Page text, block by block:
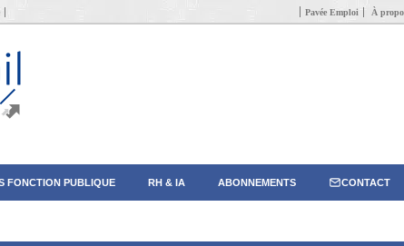
Pavée Emploi À
FONCTION PUBLIQUE RH & IA ABONNEMENTS CONTACT